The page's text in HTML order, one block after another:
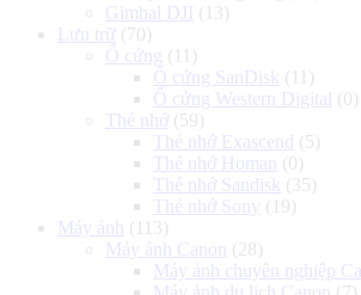
Gimbal DJI (13)
Lưu trữ (70)
Ổ cứng (11)
Ổ cứng SanDisk (11)
Ổ cứng Western Digital (0)
Thẻ nhớ (59)
Thẻ nhớ Exascend
(5)
Thẻ nhớ Homan
(0)
Thẻ nhớ Sandisk (35)
Thẻ nhớ Sony (19)
Máy ảnh
(113)
Máy ảnh Canon
(28)
Máy ảnh chuyên nghiệp